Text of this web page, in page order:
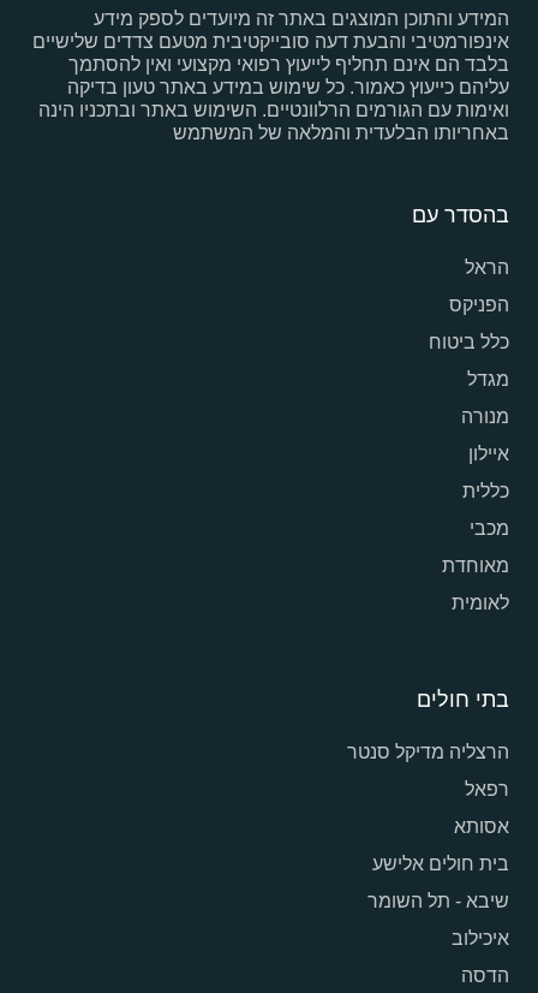
המידע והתוכן המוצגים באתר זה מיועדים לספק מידע
אינפורמטיבי והבעת דעה סובייקטיבית מטעם צדדים שלישיים
בלבד הם אינם תחליף לייעוץ רפואי מקצועי ואין להסתמך
עליהם כייעוץ כאמור. כל שימוש במידע באתר טעון בדיקה
ואימות עם הגורמים הרלוונטיים. השימוש באתר ובתכניו הינה
באחריותו הבלעדית והמלאה של המשתמש
בהסדר עם
הראל
הפניקס
כלל ביטוח
מגדל
מנורה
איילון
כללית
מכבי
מאוחדת
לאומית
בתי חולים
הרצליה מדיקל סנטר
רפאל
אסותא
בית חולים אלישע
שיבא - תל השומר
איכילוב
הדסה